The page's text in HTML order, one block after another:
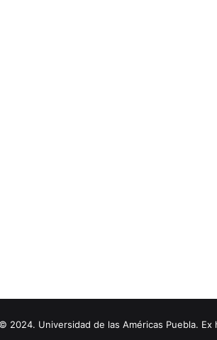
2024. Universidad de las Américas Puebla.